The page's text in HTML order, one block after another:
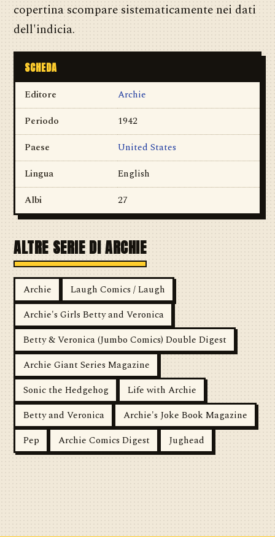
copertina scompare sistematicamente nei dati
dell'indicia.
SCHEDA
Editore
Archie
Periodo
1942
Paese
United States
Lingua
English
Albi
27
ALTRE SERIE DI ARCHIE
Archie
Laugh Comics / Laugh
Archie's Girls Betty and Veronica
Betty & Veronica (Jumbo Comics) Double Digest
Archie Giant Series Magazine
Sonic the Hedgehog
Life with Archie
Betty and Veronica
Archie's Joke Book Magazine
Pep
Archie Comics Digest Jughead